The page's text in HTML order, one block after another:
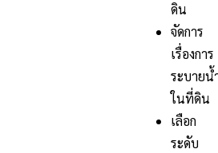
ดิน
จัดการ
เรื่องการ
ระบายน้
ในที่ดิน
เลือก
ระดับ